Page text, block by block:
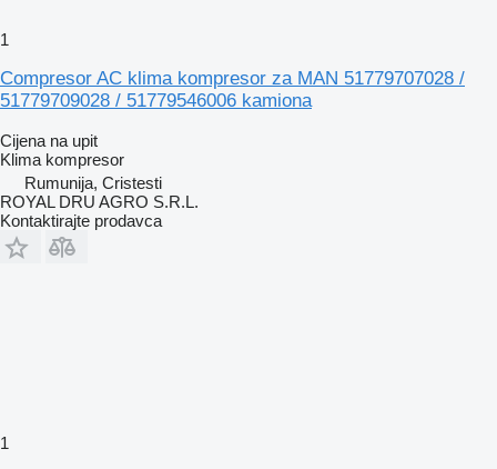
1
Compresor AC klima kompresor za MAN 51779707028 /
51779709028 / 51779546006 kamiona
Cijena na upit
Klima kompresor
Rumunija, Cristesti
ROYAL DRU AGRO S.R.L.
Kontaktirajte prodavca
1